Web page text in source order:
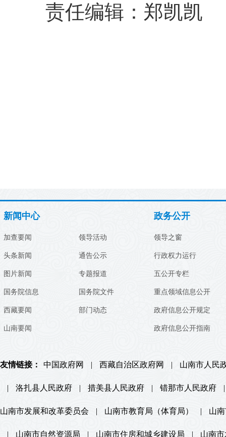
责任编辑：郑凯凯
新闻中心
加查要闻
头条新闻
图片新闻
国务院信息
西藏要闻
山南要闻
领导活动
通告公示
专题报道
国务院文件
部门动态
政务公开
领导之窗
行政权力运行
五公开专栏
重点领域信息公开
政府信息公开规定
政府信息公开指南
友情链接： 中国政府网 | 西藏自治区政府网 | 山南市人民
| 洛扎县人民政府 | 措美县人民政府 | 错那市人民政府 |
山南市发展和改革委员会 | 山南市教育局（体育局） | 山
| 山南市自然资源局 | 山南市住房和城乡建设局 | 山南